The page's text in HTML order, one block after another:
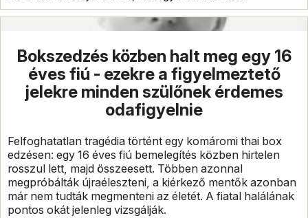
Bokszedzés közben halt meg egy 16
éves fiú - ezekre a figyelmeztető
jelekre minden szülőnek érdemes
odafigyelnie
Felfoghatatlan tragédia történt egy komáromi thai box
edzésen: egy 16 éves fiú bemelegítés közben hirtelen
rosszul lett, majd összeesett. Többen azonnal
megpróbálták újraéleszteni, a kiérkező mentők azonban
már nem tudták megmenteni az életét. A fiatal halálának
pontos okát jelenleg vizsgálják.